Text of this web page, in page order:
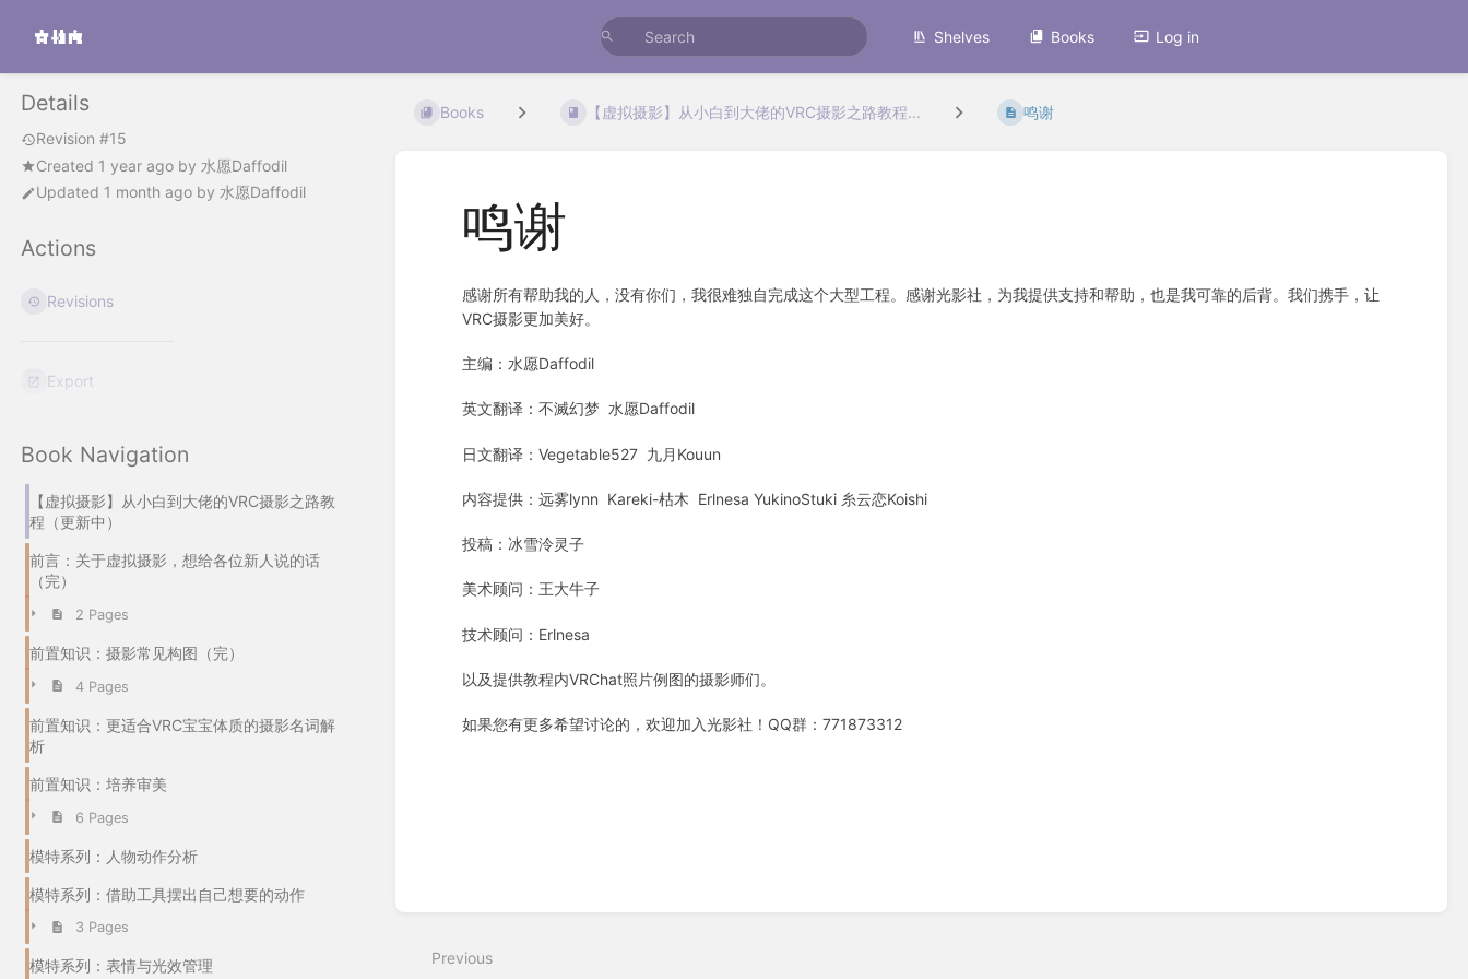
Shelves Books Log in
Details
Revision #15
Created 1 year ago by 水愿Daffodil
Updated 1 month ago by 水愿Daffodil
Actions
Revisions
Export
Book Navigation
【虚拟摄影】从小白到大佬的VRC摄影之路教
程（更新中）
前言：关于虚拟摄影，想给各位新人说的话
（完）
2 Pages
前置知识：摄影常见构图（完）
4 Pages
前置知识：更适合VRC宝宝体质的摄影名词解
析
前置知识：培养审美
6 Pages
模特系列：人物动作分析
模特系列：借助工具摆出自己想要的动作
3 Pages
模特系列：表情与光效管理
Books 【虚拟摄影】从小白到大佬的VRC摄影之路教程... 鸣谢
鸣谢
感谢所有帮助我的人，没有你们，我很难独自完成这个大型工程。感谢光影社，为我提供支持和帮助，也是我可靠的后背。我们携手，让
VRC摄影更加美好。
主编：水愿Daffodil
英文翻译：不滅幻梦 水愿Daffodil
日文翻译：Vegetable527 九月Kouun
内容提供：远雾lynn Kareki-枯木 Erlnesa YukinoStuki 糸云恋Koishi
投稿：冰雪泠灵子
美术顾问：王大牛子
技术顾问：Erlnesa
以及提供教程内VRChat照片例图的摄影师们。
如果您有更多希望讨论的，欢迎加入光影社！QQ群：771873312
Previous